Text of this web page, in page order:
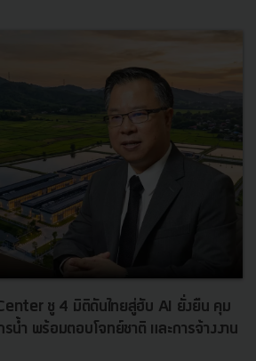
ชู 4 มิติดันไทยสู่ฮับ AI ยั่งยืน คุม
รน้ำ พร้อมตอบโจทย์ชาติ และการจ้างงาน